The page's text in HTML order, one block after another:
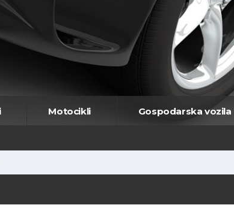
Motocikli Gospodarska vozila